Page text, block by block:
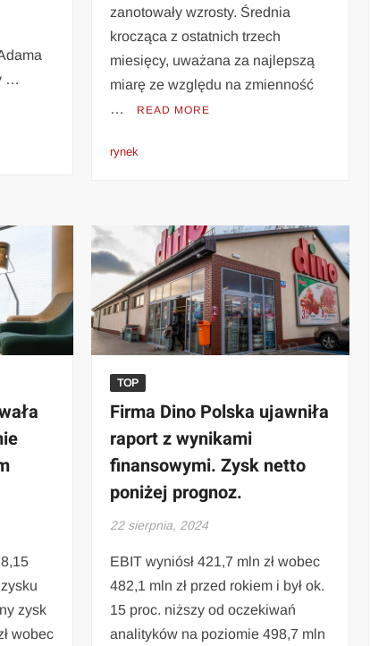
…
zanotowały wzrosty. Średnia
krocząca z ostatnich trzech
miesięcy, uważana za najlepszą
miarę ze względu na zmienność
…
READ MORE
rynek
zysk
wobec
TOP
Firma Dino Polska ujawniła
raport z wynikami
finansowymi. Zysk netto
poniżej prognoz.
22 sierpnia, 2024
EBIT wyniósł 421,7 mln zł wobec
482,1 mln zł przed rokiem i był ok.
15 proc. niższy od oczekiwań
analityków na poziomie 498,7 mln